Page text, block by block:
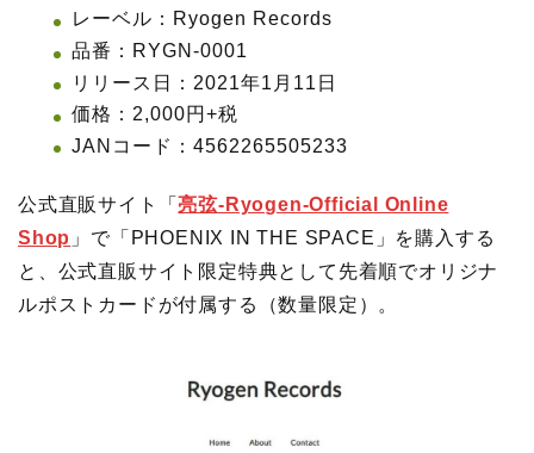
レーベル：Ryogen Records
品番：RYGN-0001
リリース日：2021年1月11日
価格：2,000円+税
JANコード：4562265505233
公式直販サイト「亮弦-Ryogen-Official Online
Shop 」で「PHOENIX IN THE SPACE」を購入する
と、公式直販サイト限定特典として先着順でオリジナ
ルポストカードが付属する（数量限定）。